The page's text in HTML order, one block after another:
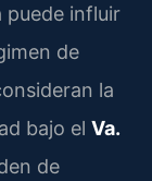
puede influir
de
la
bajo el Va.
de